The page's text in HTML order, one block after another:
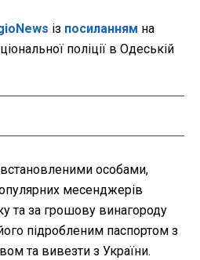
із посиланням на
поліції в Одеській
особами,
месенджерів
та за грошову винагороду
підробленим паспортом з
та вивезти з України.